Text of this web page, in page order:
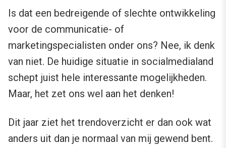
Is dat een bedreigende of slechte ontwikkeling
voor de communicatie- of
marketingspecialisten onder ons? Nee, ik denk
van niet. De huidige situatie in socialmedialand
schept juist hele interessante mogelijkheden.
Maar, het zet ons wel aan het denken!
Dit jaar ziet het trendoverzicht er dan ook wat
anders uit dan je normaal van mij gewend bent.